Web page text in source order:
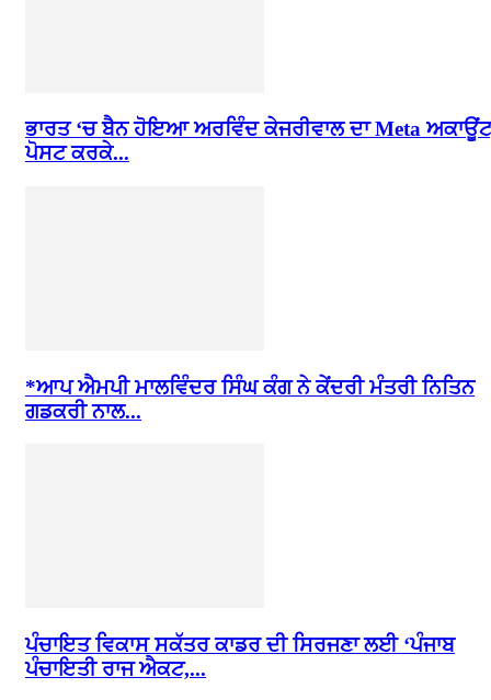
ਭਾਰਤ ‘ਚ ਬੈਨ ਹੋਇਆ ਅਰਵਿੰਦ ਕੇਜਰੀਵਾਲ ਦਾ Meta
ਪੋਸਟ ਕਰਕੇ...
*ਆਪ ਐਮਪੀ ਮਾਲਵਿੰਦਰ ਸਿੰਘ ਕੰਗ ਨੇ ਕੇਂਦਰੀ ਮੰਤਰੀ ਨਿਤਿਨ
ਗਡਕਰੀ ਨਾਲ...
ਪੰਚਾਇਤ ਵਿਕਾਸ ਸਕੱਤਰ ਕਾਡਰ ਦੀ ਸਿਰਜਣਾ ਲਈ ‘ਪੰਜਾਬ
ਪੰਚਾਇਤੀ ਰਾਜ ਐਕਟ,...